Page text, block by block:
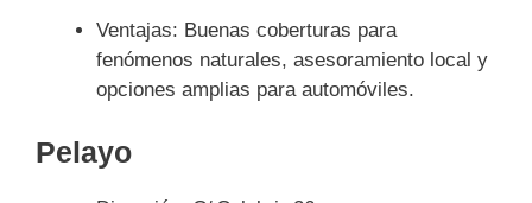
Ventajas: Buenas coberturas para
fenómenos naturales, asesoramiento local y
opciones amplias para automóviles.
Pelayo